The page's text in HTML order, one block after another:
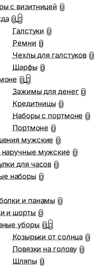
с визитницей 0
0
Галстуки 0
Ремни 0
Чехлы для галстуков 0
Шарфы 0
0
Зажимы для денег 0
Кредитницы 0
Наборы с портмоне 0
Портмоне 0
мужские 0
мужские 0
для часов 0
наборы 0
и панамы 0
и шорты 0
уборы 0
Козырьки от солнца 0
Повязки на голову 0
Шляпы 0